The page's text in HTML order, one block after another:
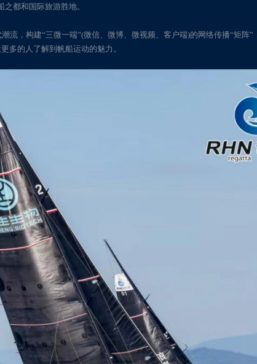
都和国际旅游胜地。
，构建“三微一端”(微信、微博、微视频、客户端)的网络传播“矩阵”
多的人了解到帆船运动的魅力。